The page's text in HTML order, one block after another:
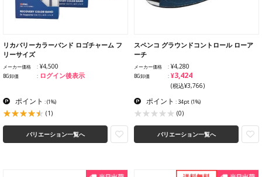
リカバリーカラーバンド ロゴチャーム フ
リーサイズ
メーカー価格 ¥4,500
BG卸価 ログイン後表示
ポイント :(1%)
(1)
バリエーション一覧へ
スペンコ グラウンドコントロール ローア
ーチ
メーカー価格 ¥4,280
BG卸価 ¥3,424
(税込¥3,766)
ポイント : 34pt (1%)
(0)
バリエーション一覧へ